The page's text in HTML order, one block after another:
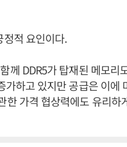
정적 요인이다.
께 DDR5가 탑재된 메모리
가하고 있지만 공급은 이에
한 가격 협상력에도 유리하